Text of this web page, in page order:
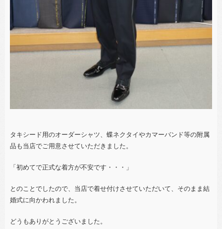
タキシード用のオーダーシャツ、蝶ネクタイやカマーバンド等の附属
品も当店でご用意させていただきました。
「初めてで正式な着方が不安です・・・」
とのことでしたので、当店で着せ付けさせていただいて、そのまま結
婚式に向かわれました。
どうもありがとうございました。